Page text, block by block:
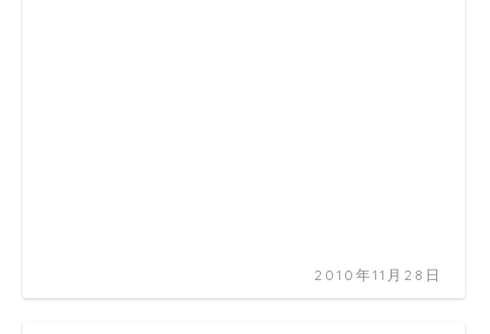
2010年11月28日